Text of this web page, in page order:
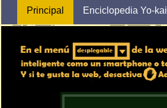
Principal Enciclopedia Yo-kai